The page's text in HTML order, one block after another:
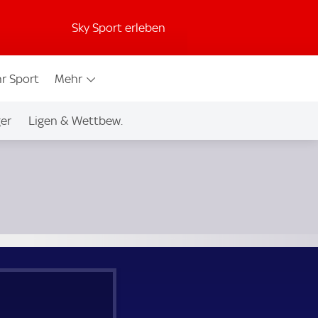
Sky Sport erleben
Sport Mehr
Ligen & Wettbew.